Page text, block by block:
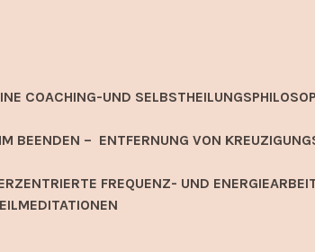
COACHING-UND
BEENDEN – ENTFERNUNG VON
FREQUENZ- UND